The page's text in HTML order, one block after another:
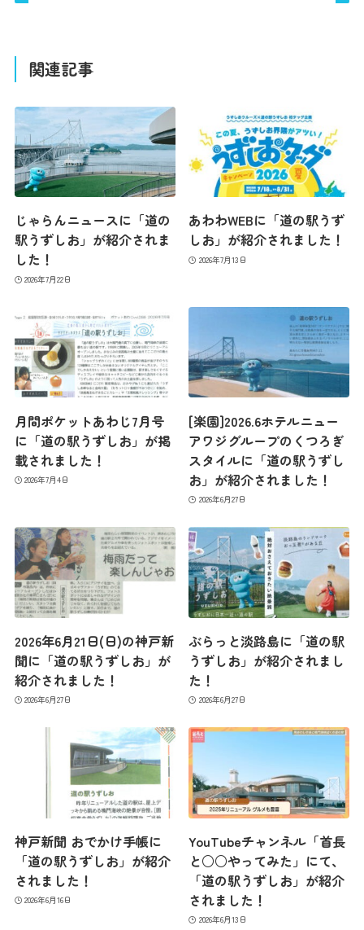
最新情報
コンセプト
コンテンツ
館内のご案内
営業カレンダー
お問い合わせ
関連記事
じゃらんニュースに「道の
駅うずしお」が紹介されま
した！
2026年7月22日
あわわWEBに「道の駅うず
しお」が紹介されました！
2026年7月13日
月間ポケットあわじ7月号
に「道の駅うずしお」が掲
載されました！
2026年7月4日
[楽園]2026.6ホテルニュー
アワジグループのくつろぎ
スタイルに「道の駅うずし
お」が紹介されました！
2026年6月27日
2026年6月21日(日)の神戸新
聞に「道の駅うずしお」が
紹介されました！
2026年6月27日
ぶらっと淡路島に「道の駅
うずしお」が紹介されまし
た！
2026年6月27日
神戸新聞 おでかけ手帳に
「道の駅うずしお」が紹介
されました！
2026年6月16日
YouTubeチャンネル「首長
と○○やってみた」にて、
「道の駅うずしお」が紹介
されました！
2026年6月13日